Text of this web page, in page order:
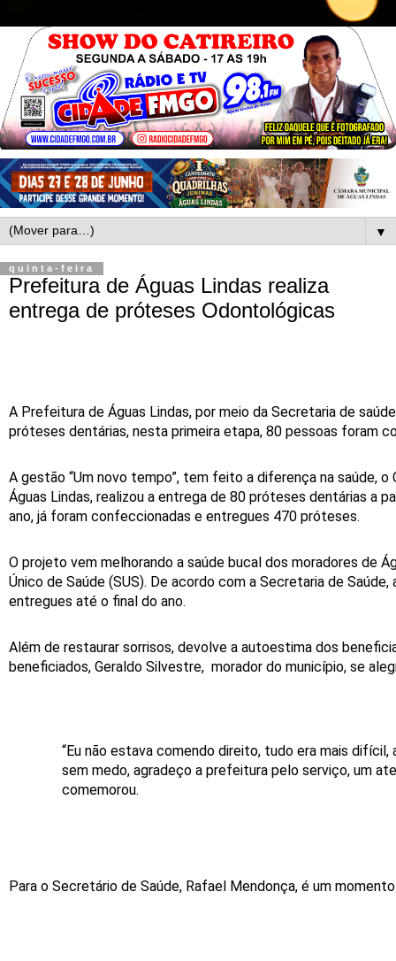
▼
quinta-feira
Prefeitura de Águas Lindas realiza
entrega de próteses Odontológicas
A Prefeitura de Águas Lindas, por meio da Secretaria de
próteses dentárias, nesta primeira etapa, 80 pessoas foram
A gestão “Um novo tempo”, tem feito a diferença na saúde,
Águas Lindas, realizou a entrega de 80 próteses dentárias a
ano, já foram confeccionadas e entregues 470 próteses.
O projeto vem melhorando a saúde bucal dos moradores de
Único de Saúde (SUS). De acordo com a Secretaria de
entregues até o final do ano.
Além de restaurar sorrisos, devolve a autoestima dos
beneficiados, Geraldo Silvestre, morador do município, se
“Eu não estava comendo direito, tudo era mais
sem medo, agradeço a prefeitura pelo serviço, um
comemorou.
Para o Secretário de Saúde, Rafael Mendonça, é um